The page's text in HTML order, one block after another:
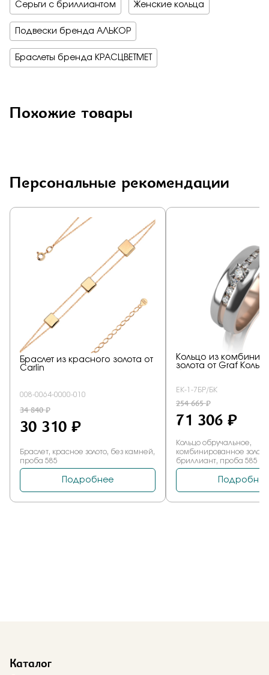
Серьги с бриллиантом Женские кольца
Подвески бренда АЛЬКОР
Браслеты бренда КРАСЦВЕТМЕТ
Похожие товары
Персональные рекомендации
Каталог